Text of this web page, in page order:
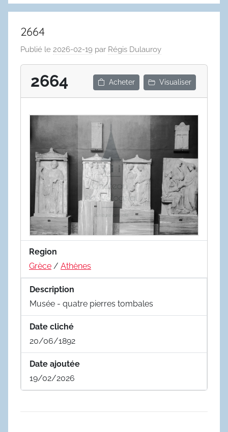
2664
Publié le 2026-02-19 par Régis Dulauroy
2664 Acheter Visualiser
Region
Grèce / Athènes
Description
Musée - quatre pierres tombales
Date cliché
20/06/1892
Date ajoutée
19/02/2026